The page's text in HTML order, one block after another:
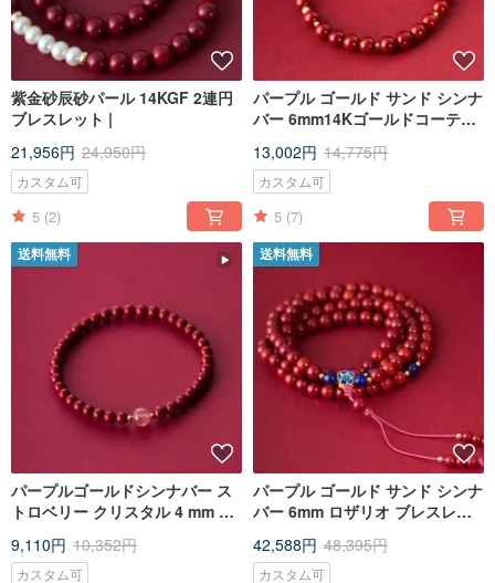
紫金砂辰砂パール 14KGF 2連円
ブレスレット |
21,956円 24,950円
カスタム可
5 (2)
パープル ゴールド サンド シンナ
バー 6mm14Kゴールドコーティ
のシンナバー 14KGF ブレスレッ
トを太歳の新年式に使用
13,002円 14,775円
カスタム可
5 (7)
送料無料
パープルゴールドシンナバー ス
トロベリー クリスタル 4 mm ブ
9,110円 10,352円
カスタム可
送料無料
パープル ゴールド サンド シンナ
バー 6mm ロザリオ ブレスレッ
ゴールド108 ブッダ ビーズ、タ
イ スイ新年ギフト
42,588円 48,395円
カスタム可